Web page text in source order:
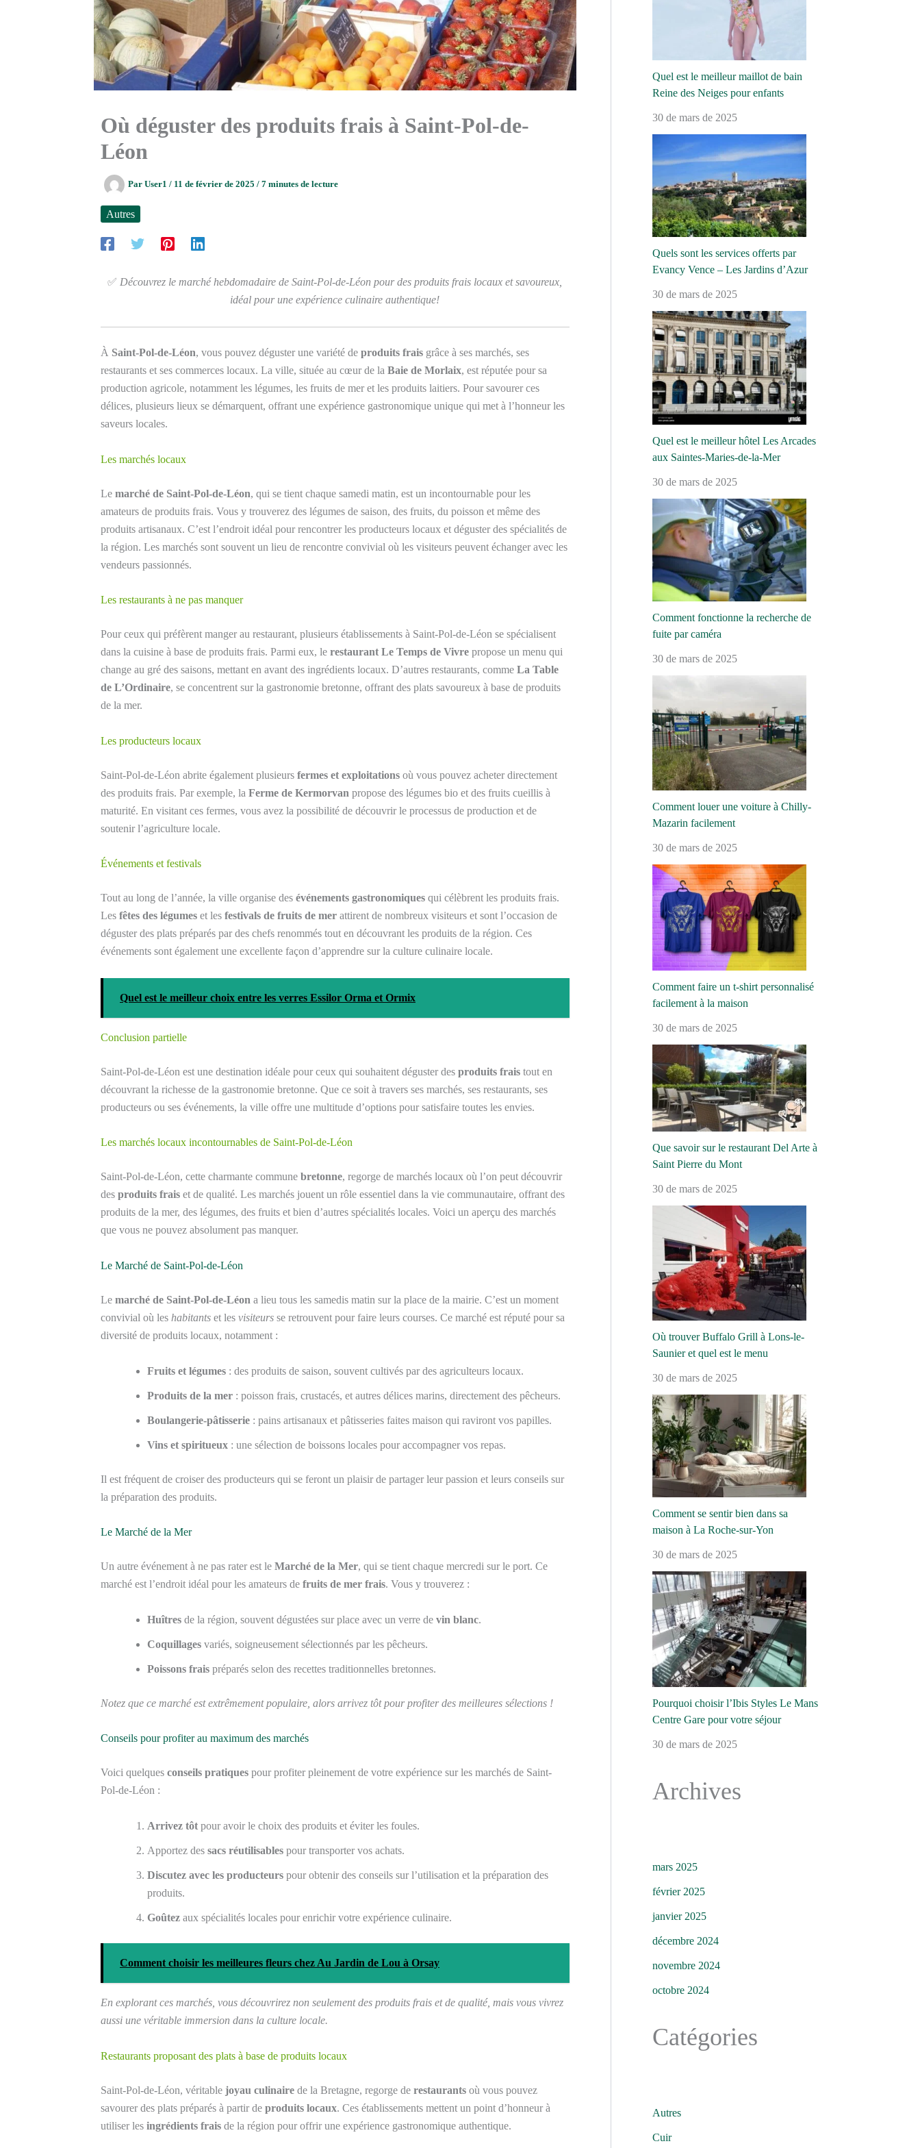
Où déguster des produits frais à Saint-Pol-de-
Léon
Par User1 / 11 de février de 2025 / 7 minutes de lecture
Autres
✅ Découvrez le marché hebdomadaire de Saint-Pol-de-Léon pour des produits frais locaux et savoureux,
idéal pour une expérience culinaire authentique!
À Saint-Pol-de-Léon, vous pouvez déguster une variété de produits frais grâce à ses marchés, ses
restaurants et ses commerces locaux. La ville, située au cœur de la Baie de Morlaix, est réputée pour sa
production agricole, notamment les légumes, les fruits de mer et les produits laitiers. Pour savourer ces
délices, plusieurs lieux se démarquent, offrant une expérience gastronomique unique qui met à l’honneur les
saveurs locales.
Les marchés locaux
Le marché de Saint-Pol-de-Léon, qui se tient chaque samedi matin, est un incontournable pour les
amateurs de produits frais. Vous y trouverez des légumes de saison, des fruits, du poisson et même des
produits artisanaux. C’est l’endroit idéal pour rencontrer les producteurs locaux et déguster des spécialités de
la région. Les marchés sont souvent un lieu de rencontre convivial où les visiteurs peuvent échanger avec les
vendeurs passionnés.
Les restaurants à ne pas manquer
Pour ceux qui préfèrent manger au restaurant, plusieurs établissements à Saint-Pol-de-Léon se spécialisent
dans la cuisine à base de produits frais. Parmi eux, le restaurant Le Temps de Vivre propose un menu qui
change au gré des saisons, mettant en avant des ingrédients locaux. D’autres restaurants, comme La Table
de L’Ordinaire, se concentrent sur la gastronomie bretonne, offrant des plats savoureux à base de produits
de la mer.
Les producteurs locaux
Saint-Pol-de-Léon abrite également plusieurs fermes et exploitations où vous pouvez acheter directement
des produits frais. Par exemple, la Ferme de Kermorvan propose des légumes bio et des fruits cueillis à
maturité. En visitant ces fermes, vous avez la possibilité de découvrir le processus de production et de
soutenir l’agriculture locale.
Événements et festivals
Tout au long de l’année, la ville organise des événements gastronomiques qui célèbrent les produits frais.
Les fêtes des légumes et les festivals de fruits de mer attirent de nombreux visiteurs et sont l’occasion de
déguster des plats préparés par des chefs renommés tout en découvrant les produits de la région. Ces
événements sont également une excellente façon d’apprendre sur la culture culinaire locale.
Quel est le meilleur choix entre les verres Essilor Orma et Ormix
Conclusion partielle
Saint-Pol-de-Léon est une destination idéale pour ceux qui souhaitent déguster des produits frais tout en
découvrant la richesse de la gastronomie bretonne. Que ce soit à travers ses marchés, ses restaurants, ses
producteurs ou ses événements, la ville offre une multitude d’options pour satisfaire toutes les envies.
Les marchés locaux incontournables de Saint-Pol-de-Léon
Saint-Pol-de-Léon, cette charmante commune bretonne, regorge de marchés locaux où l’on peut découvrir
des produits frais et de qualité. Les marchés jouent un rôle essentiel dans la vie communautaire, offrant des
produits de la mer, des légumes, des fruits et bien d’autres spécialités locales. Voici un aperçu des marchés
que vous ne pouvez absolument pas manquer.
Le Marché de Saint-Pol-de-Léon
Le marché de Saint-Pol-de-Léon a lieu tous les samedis matin sur la place de la mairie. C’est un moment
convivial où les habitants et les visiteurs se retrouvent pour faire leurs courses. Ce marché est réputé pour sa
diversité de produits locaux, notamment :
Fruits et légumes : des produits de saison, souvent cultivés par des agriculteurs locaux.
Produits de la mer : poisson frais, crustacés, et autres délices marins, directement des pêcheurs.
Boulangerie-pâtisserie : pains artisanaux et pâtisseries faites maison qui raviront vos papilles.
Vins et spiritueux : une sélection de boissons locales pour accompagner vos repas.
Il est fréquent de croiser des producteurs qui se feront un plaisir de partager leur passion et leurs conseils sur
la préparation des produits.
Le Marché de la Mer
Un autre événement à ne pas rater est le Marché de la Mer, qui se tient chaque mercredi sur le port. Ce
marché est l’endroit idéal pour les amateurs de fruits de mer frais. Vous y trouverez :
Huîtres de la région, souvent dégustées sur place avec un verre de vin blanc.
Coquillages variés, soigneusement sélectionnés par les pêcheurs.
Poissons frais préparés selon des recettes traditionnelles bretonnes.
Notez que ce marché est extrêmement populaire, alors arrivez tôt pour profiter des meilleures sélections !
Conseils pour profiter au maximum des marchés
Voici quelques conseils pratiques pour profiter pleinement de votre expérience sur les marchés de Saint-
Pol-de-Léon :
Arrivez tôt pour avoir le choix des produits et éviter les foules.
Apportez des sacs réutilisables pour transporter vos achats.
Discutez avec les producteurs pour obtenir des conseils sur l’utilisation et la préparation des
produits.
Goûtez aux spécialités locales pour enrichir votre expérience culinaire.
Comment choisir les meilleures fleurs chez Au Jardin de Lou à Orsay
En explorant ces marchés, vous découvrirez non seulement des produits frais et de qualité, mais vous vivrez
aussi une véritable immersion dans la culture locale.
Restaurants proposant des plats à base de produits locaux
Saint-Pol-de-Léon, véritable joyau culinaire de la Bretagne, regorge de restaurants où vous pouvez
savourer des plats préparés à partir de produits locaux. Ces établissements mettent un point d’honneur à
utiliser les ingrédients frais de la région pour offrir une expérience gastronomique authentique.
Quel est le meilleur maillot de bain
Reine des Neiges pour enfants
30 de mars de 2025
Quels sont les services offerts par
Evancy Vence – Les Jardins d’Azur
30 de mars de 2025
Quel est le meilleur hôtel Les Arcades
aux Saintes-Maries-de-la-Mer
30 de mars de 2025
Comment fonctionne la recherche de
fuite par caméra
30 de mars de 2025
Comment louer une voiture à Chilly-
Mazarin facilement
30 de mars de 2025
Comment faire un t-shirt personnalisé
facilement à la maison
30 de mars de 2025
Que savoir sur le restaurant Del Arte à
Saint Pierre du Mont
30 de mars de 2025
Où trouver Buffalo Grill à Lons-le-
Saunier et quel est le menu
30 de mars de 2025
Comment se sentir bien dans sa
maison à La Roche-sur-Yon
30 de mars de 2025
Pourquoi choisir l’Ibis Styles Le Mans
Centre Gare pour votre séjour
30 de mars de 2025
Archives
mars 2025
février 2025
janvier 2025
décembre 2024
novembre 2024
octobre 2024
Catégories
Autres
Cuir